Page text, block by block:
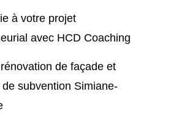
à votre projet
avec HCD Coaching
de façade et
subvention Simiane-